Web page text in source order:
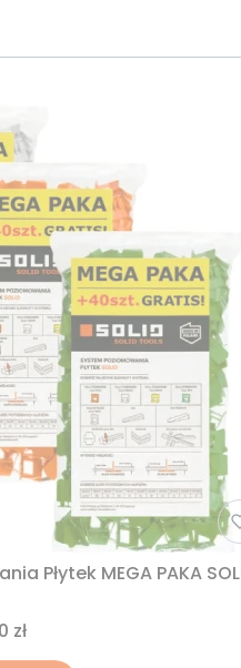
Płytek MEGA PAKA
zł